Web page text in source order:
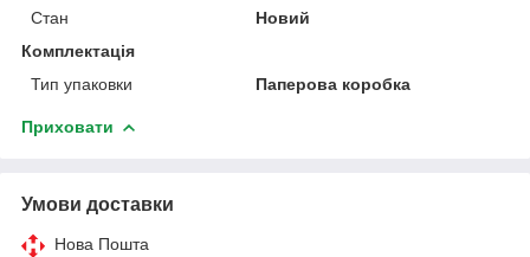
Стан
Новий
Комплектація
Тип упаковки
Паперова коробка
Приховати
Умови доставки
Нова Пошта